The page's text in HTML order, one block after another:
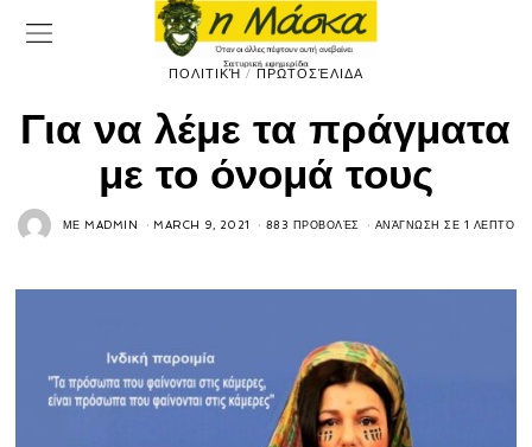
ΠΟΛΙΤΙΚΉ / ΠΡΩΤΟΣΈΛΙΔΑ
Για να λέμε τα πράγματα
με το όνομά τους
ΜΕMADMIN MARCH 9, 2021 883 ΠΡΟΒΟΛΈΣ ΑΝΆΓΝΩΣΗ ΣΕ 1 ΛΕΠΤΌ